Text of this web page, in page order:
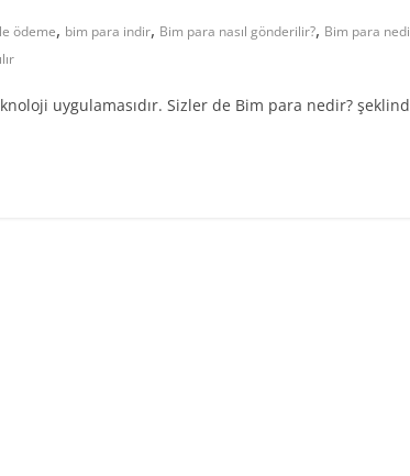
ödeme, bim para indir, Bim para nasıl gönderilir?, Bim para
uygulamasıdır. Sizler de Bim para nedir?